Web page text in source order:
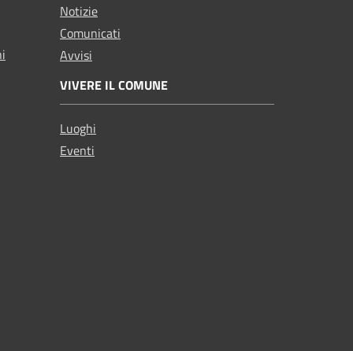
Notizie
Comunicati
Avvisi
VIVERE IL COMUNE
Luoghi
Eventi